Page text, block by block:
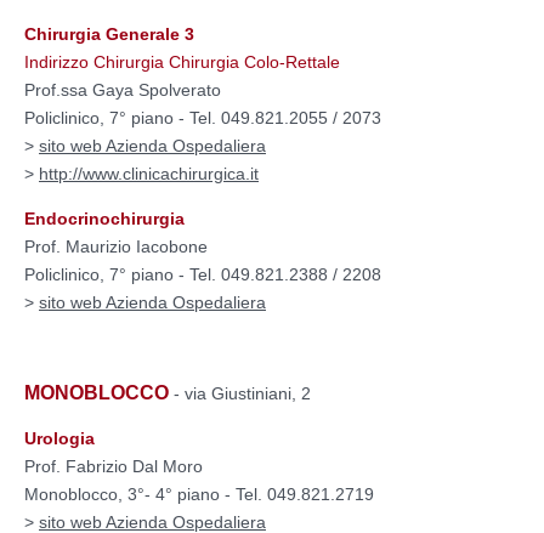
Chirurgia Generale 3
Indirizzo Chirurgia Chirurgia Colo-Rettale
Prof.ssa Gaya Spolverato
Policlinico, 7° piano - Tel. 049.821.2055 / 2073
> sito web Azienda Ospedaliera
> http://www.clinicachirurgica.it
Endocrinochirurgia
Prof. Maurizio Iacobone
Policlinico, 7° piano - Tel. 049.821.2388 / 2208
> sito web Azienda Ospedaliera
MONOBLOCCO - via Giustiniani, 2
Urologia
Prof. Fabrizio Dal Moro
Monoblocco, 3°- 4° piano - Tel. 049.821.2719
> sito web Azienda Ospedaliera